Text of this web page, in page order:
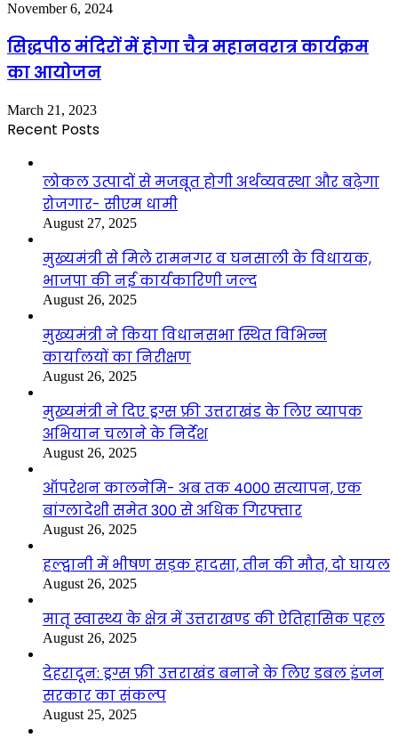
November 6, 2024
सिद्धपीठ मंदिरों में होगा चैत्र महानवरात्र कार्यक्रम
का आयोजन
March 21, 2023
Recent Posts
लोकल उत्पादों से मजबूत होगी अर्थव्यवस्था और बढ़ेगा
रोजगार- सीएम धामी
August 27, 2025
मुख्यमंत्री से मिले रामनगर व घनसाली के विधायक,
भाजपा की नई कार्यकारिणी जल्द
August 26, 2025
मुख्यमंत्री ने किया विधानसभा स्थित विभिन्न
कार्यालयों का निरीक्षण
August 26, 2025
मुख्यमंत्री ने दिए ड्रग्स फ्री उत्तराखंड के लिए व्यापक
अभियान चलाने के निर्देश
August 26, 2025
ऑपरेशन कालनेमि- अब तक 4000 सत्यापन, एक
बांग्लादेशी समेत 300 से अधिक गिरफ्तार
August 26, 2025
हल्द्वानी में भीषण सड़क हादसा, तीन की मौत, दो घायल
August 26, 2025
मातृ स्वास्थ्य के क्षेत्र में उत्तराखण्ड की ऐतिहासिक पहल
August 26, 2025
देहरादून: ड्रग्स फ्री उत्तराखंड बनाने के लिए डबल इंजन
सरकार का संकल्प
August 25, 2025